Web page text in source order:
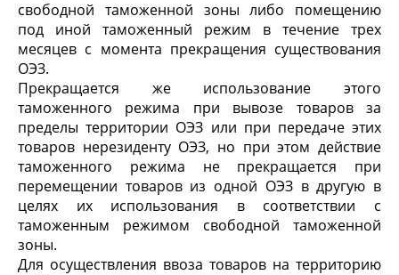
свободной таможенной зоны либо помещению
под иной таможенный режим в течение трех
месяцев с момента прекращения существования
ОЭЗ.
Прекращается же использование этого
таможенного режима при вывозе товаров за
пределы территории ОЭЗ или при передаче этих
товаров нерезиденту ОЭЗ, но при этом действие
таможенного режима не прекращается при
перемещении товаров из одной ОЭЗ в другую в
целях их использования в соответствии с
таможенным режимом свободной таможенной
зоны.
Для осуществления ввоза товаров на территорию